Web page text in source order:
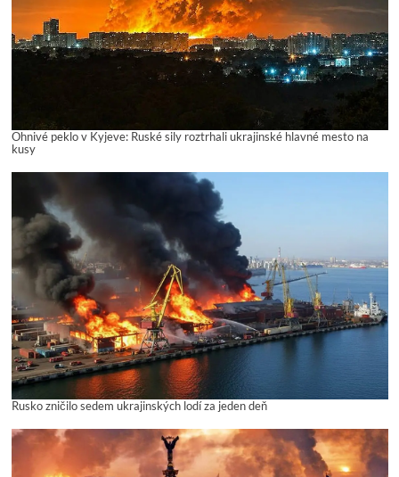
Ohnivé peklo v Kyjeve: Ruské sily roztrhali ukrajinské hlavné mesto na
kusy
Rusko zničilo sedem ukrajinských lodí za jeden deň